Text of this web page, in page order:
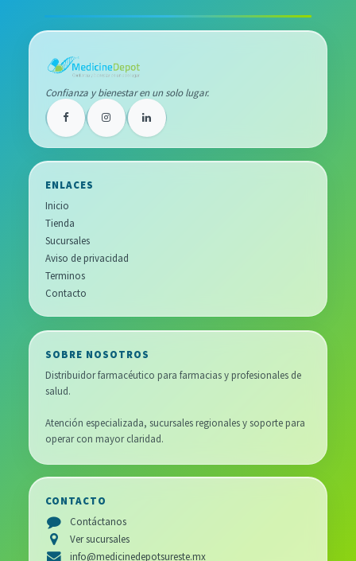
Confianza y bienestar en un solo lugar.
ENLACES
Inicio
Tienda
Sucursales
Aviso de privacidad
Terminos
Contacto
SOBRE NOSOTROS
Distribuidor farmacéutico para farmacias y profesionales de
salud.
Atención especializada, sucursales regionales y soporte para
operar con mayor claridad.
CONTACTO
Contáctanos
Ver sucursales
info@medicinedepotsureste.mx